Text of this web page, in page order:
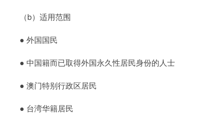
（b）适用范围
● 外国国民
● 中国籍而已取得外国永久性居民身份的人士
● 澳门特别行政区居民
● 台湾华籍居民